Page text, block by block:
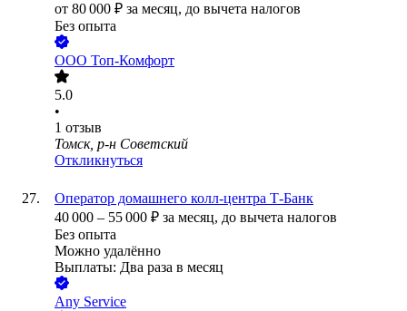
от 80 000 ₽ за месяц, до вычета налогов
Без опыта
ООО Топ-Комфорт
5.0
•
1 отзыв
Томск, р-н Советский
Откликнуться
Оператор домашнего колл-центра Т-Банк
40 000 – 55 000 ₽ за месяц, до вычета налогов
Без опыта
Можно удалённо
Выплаты: Два раза в месяц
Any Service